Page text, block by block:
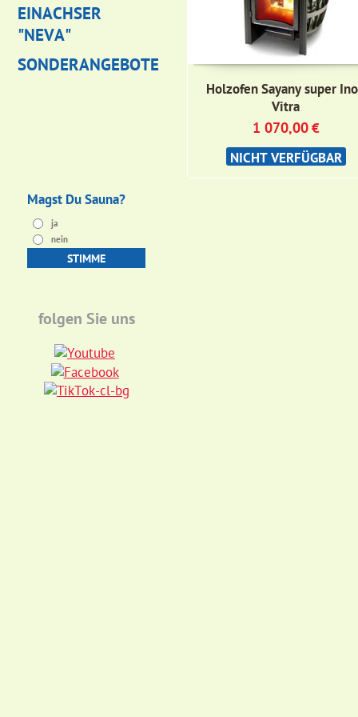
EINACHSER
"NEVA"
SONDERANGEBOTE
Magst Du Sauna?
ja
nein
folgen Sie uns
Holzofen Sayany super
Vitra
1 070,00€
NICHT VERFÜGBAR